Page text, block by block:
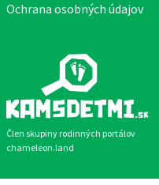
Člen skupiny rodinných portálov
chameleon.land
Ochrana osobných údajov